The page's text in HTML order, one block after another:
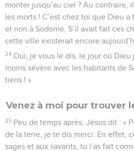
monter jusqu’au ciel ? Au contraire,
les morts ! C’est chez toi que Dieu a
et non à Sodome. S’il avait fait ces
cette ville existerait encore
24 Oui, je vous le dis, le jour où Dieu
moins sévère avec les habitants de
tiens ! »
Venez à moi pour trouver
25 Peu de temps après, Jésus dit : «
de la terre, je te dis merci. En effet,
sages et aux savants, tu l’as fait